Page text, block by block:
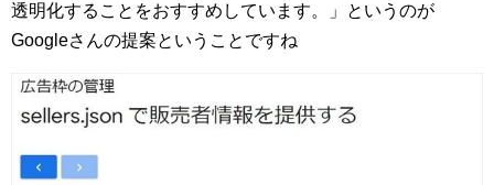
透明化することをおすすめしています。」というのが
Googleさんの提案ということですね